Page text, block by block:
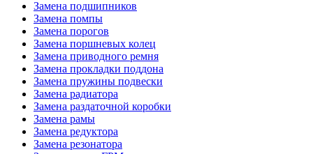
Замена подшипников
Замена помпы
Замена порогов
Замена поршневых колец
Замена приводного ремня
Замена прокладки поддона
Замена пружины подвески
Замена радиатора
Замена раздаточной коробки
Замена рамы
Замена редуктора
Замена резонатора